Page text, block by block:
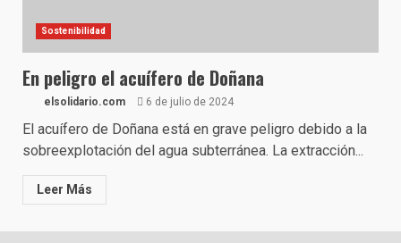
Sostenibilidad
En peligro el acuífero de Doñana
elsolidario.com 6 de julio de 2024
El acuífero de Doñana está en grave peligro debido a la
sobreexplotación del agua subterránea. La extracción...
Leer Más